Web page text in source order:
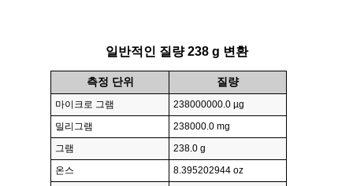
일반적인 질량 238 g 변환
측정 단위 질량
마이크로 그램
238000000.0 µg
밀리그램
238000.0 mg
그램
238.0 g
온스
8.395202944 oz